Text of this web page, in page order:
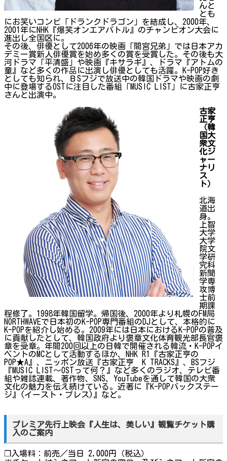
んと
とも
にお笑いコンビ「ドランクドラゴン」を結成し、2000年、
2001年にNHK『爆笑オンエアバトル』のチャンピオン大会に
進出し全国区に。
その後、俳優として2006年の映画「間宮兄弟」では日本アカ
デミー賞新人俳優賞を始め多くの賞を受賞した。その後も大
河ドラマ「平清盛」や映画『キサラギ』、ドラマ『アトムの
童』など多くの作品に出演し俳優としても活躍。K-POP好き
としても知られ、ＢSフジで放送中の韓国ドラマや映画の劇
中に登場するOSTに注目した番組「MUSIC LIST」に古家正亨
さんと出演中。
古家
正亨
（韓
国大
衆文
化ジ
ャー
ナリ
ス
ト）
北海
道出
身。
上智
大学
大学
院文
学研
究科
新聞
学専
攻博
士前
期課
程修了。1998年韓国留学。帰国後、2000年より札幌のFM局
NORTHWAVEで日本初のK-POP専門番組のDJとして、本格的に
K-POPを紹介し始める。2009年には日本におけるK-POPの普及
に貢献したとして、韓国政府より褒章文化体育観光部長官褒
章を受章。年間200回以上の日韓で開催される韓流・K-POPイ
ベントのMCとして活動するほか、NHK R1『古家正亨の
POP★A』、ニッポン放送『古家正亨 K TRACKS』、BSフジ
『MUSIC LIST～OSTって何？』など多くのラジオ、テレビ番
組や雑誌連載、著作物、SNS、YouTubeを通して韓国の大衆
文化の魅力を伝え続けている。近著に『K-POPバックステー
ジ』(イースト・プレス)』など。
プレミア先行上映会『人生は、美しい』観覧チケット購
入のご案内
❐入場料：前売／当日 2,000円（税込）